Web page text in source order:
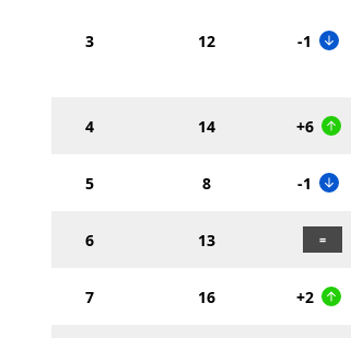
3 12 -1
4 14 +6
5 8 -1
6 13
7 16 +2